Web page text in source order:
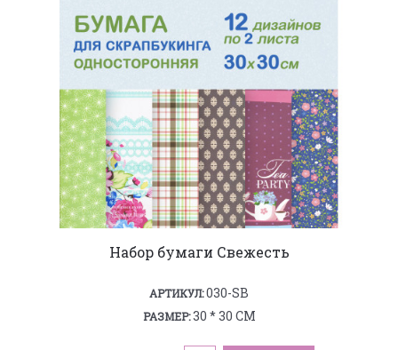
Набор бумаги Свежесть
АРТИКУЛ:030-SB
РАЗМЕР:30 * 30 СМ